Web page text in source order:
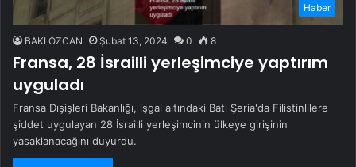
Haber
BAKİ ÖZCAN Şubat 13, 2024 0 8
Fransa, 28 İsrailli yerleşimciye yaptırım
uyguladı
Fransa Dışişleri Bakanlığı, işgal altındaki Batı Şeria'da Filistinlilere
şiddet uygulayan 28 İsrailli yerleşimcinin ülkeye girişinin
yasaklanacağını duyurdu.